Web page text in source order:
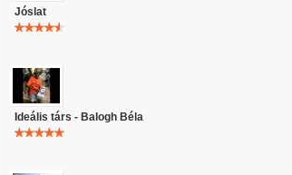
Jóslat
Ideális társ - Balogh Béla